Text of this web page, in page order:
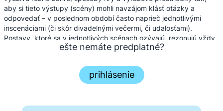
aby si tieto výstupy (scény) mohli navzájom klásť otázky a
odpovedať – v poslednom období často naprieč jednotlivými
inscenáciami (či skôr divadelnými večermi, či udalosťami).
Postavy, ktoré sa v jednotlivých scénach ozývajú, rezonujú vždy
vo vzťahu k inej alebo často vo vzťahu k divákom, fragmentácia
vzájomných vzťahov v permanentnej ambivalencii a dialógu.
V prvých inscenáciách obdobia, smerujúceho k formulovaniu
ešte nemáte predplatné?
prihlásenie